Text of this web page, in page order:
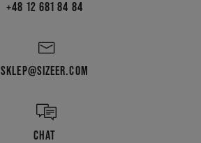
+48 12 681 84 84
SKLEP@SIZEER.COM
CHAT